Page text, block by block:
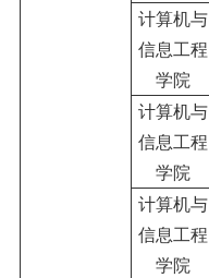
计算机与
信息工程
学院
计算机与
信息工程
学院
计算机与
信息工程
学院